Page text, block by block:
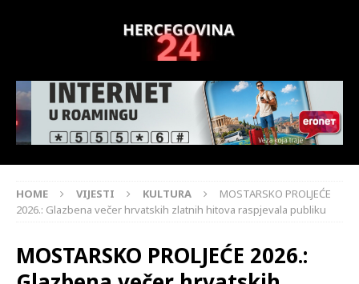
HOME VIJESTI KULTURA
MOSTARSKO PROLJEĆE
2026.: Glazbena večer hrvatskih zlatnih hitova raspjevala publiku
MOSTARSKO PROLJEĆE 2026.: